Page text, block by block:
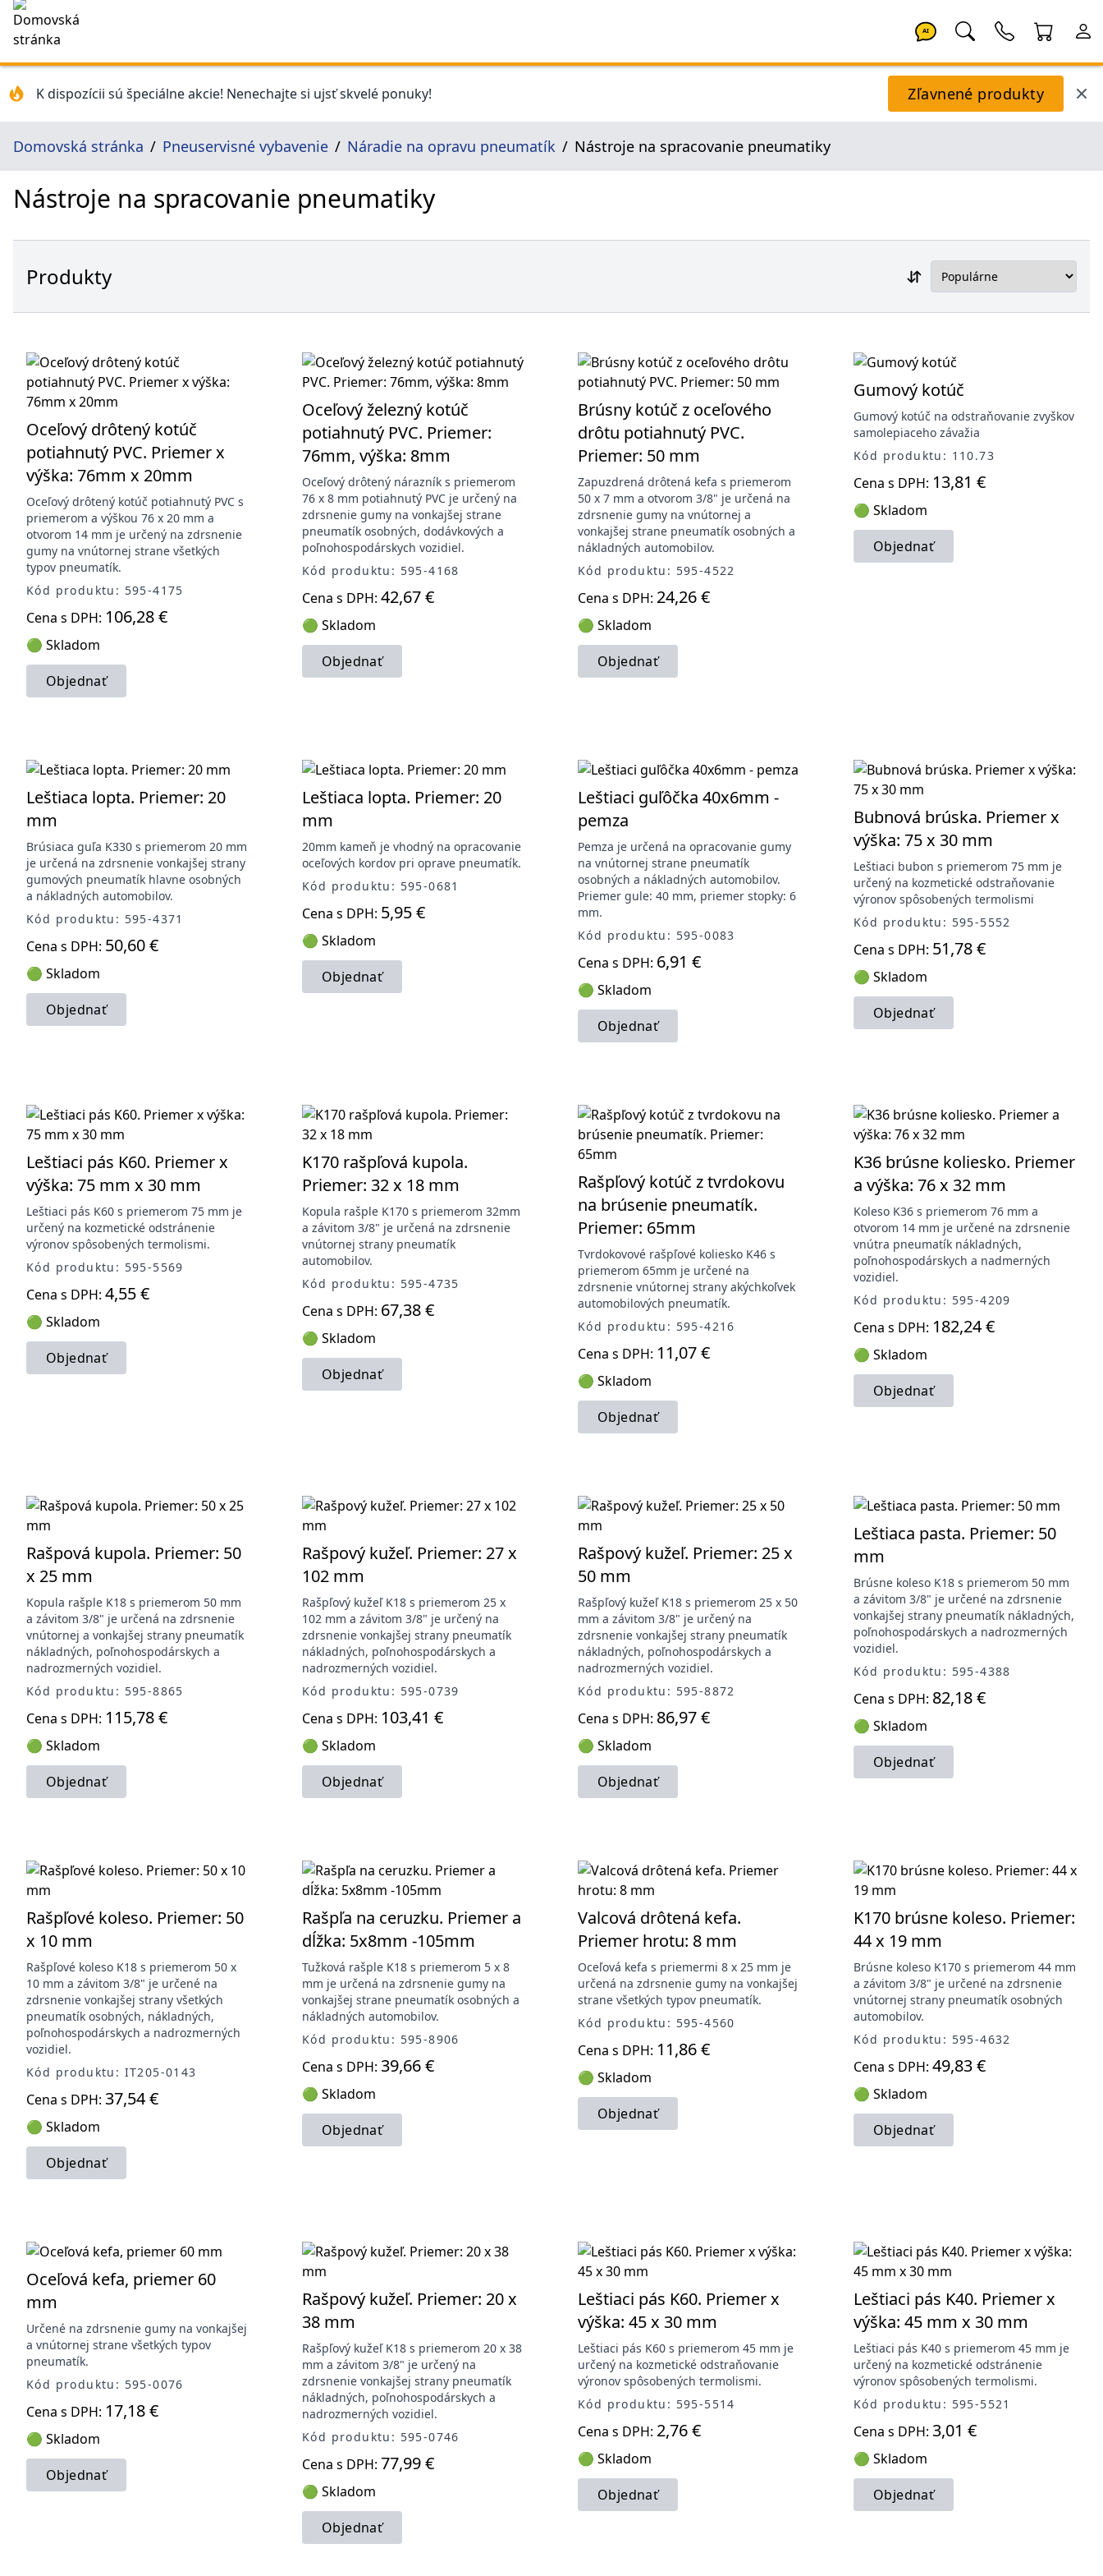
AI
K dispozícii sú špeciálne akcie! Nenechajte si ujsť skvelé ponuky! Zľavnené produkty
Domovská stránka Pneuservisné vybavenie Náradie na opravu pneumatík Nástroje na spracovanie pneumatiky
Nástroje na spracovanie pneumatiky
Produkty
Oceľový drôtený kotúč
potiahnutý PVC. Priemer x
výška: 76mm x 20mm
Oceľový drôtený kotúč potiahnutý PVC s
priemerom a výškou 76 x 20 mm a
otvorom 14 mm je určený na zdrsnenie
gumy na vnútornej strane všetkých
typov pneumatík.
Kód produktu: 595-4175
Cena s DPH: 106,28 €
🟢 Skladom
Objednať
Oceľový železný kotúč
potiahnutý PVC. Priemer:
76mm, výška: 8mm
Oceľový drôtený nárazník s priemerom
76 x 8 mm potiahnutý PVC je určený na
zdrsnenie gumy na vonkajšej strane
pneumatík osobných, dodávkových a
poľnohospodárskych vozidiel.
Kód produktu: 595-4168
Cena s DPH: 42,67 €
🟢 Skladom
Objednať
Brúsny kotúč z oceľového
drôtu potiahnutý PVC.
Priemer: 50 mm
Zapuzdrená drôtená kefa s priemerom
50 x 7 mm a otvorom 3/8" je určená na
zdrsnenie gumy na vnútornej a
vonkajšej strane pneumatík osobných a
nákladných automobilov.
Kód produktu: 595-4522
Cena s DPH: 24,26 €
🟢 Skladom
Objednať
Gumový kotúč
Gumový kotúč na odstraňovanie zvyškov
samolepiaceho závažia
Kód produktu: 110.73
Cena s DPH: 13,81 €
🟢 Skladom
Objednať
Leštiaca lopta. Priemer: 20
mm
Brúsiaca guľa K330 s priemerom 20 mm
je určená na zdrsnenie vonkajšej strany
gumových pneumatík hlavne osobných
a nákladných automobilov.
Kód produktu: 595-4371
Cena s DPH: 50,60 €
🟢 Skladom
Objednať
Leštiaca lopta. Priemer: 20
mm
20mm kameň je vhodný na opracovanie
oceľových kordov pri oprave pneumatík.
Kód produktu: 595-0681
Cena s DPH: 5,95 €
🟢 Skladom
Objednať
Leštiaci guľôčka 40x6mm -
pemza
Pemza je určená na opracovanie gumy
na vnútornej strane pneumatík
osobných a nákladných automobilov.
Priemer gule: 40 mm, priemer stopky: 6
mm.
Kód produktu: 595-0083
Cena s DPH: 6,91 €
🟢 Skladom
Objednať
Bubnová brúska. Priemer x
výška: 75 x 30 mm
Leštiaci bubon s priemerom 75 mm je
určený na kozmetické odstraňovanie
výronov spôsobených termolismi
Kód produktu: 595-5552
Cena s DPH: 51,78 €
🟢 Skladom
Objednať
Leštiaci pás K60. Priemer x
výška: 75 mm x 30 mm
Leštiaci pás K60 s priemerom 75 mm je
určený na kozmetické odstránenie
výronov spôsobených termolismi.
Kód produktu: 595-5569
Cena s DPH: 4,55 €
🟢 Skladom
Objednať
K170 rašpľová kupola.
Priemer: 32 x 18 mm
Kopula rašple K170 s priemerom 32mm
a závitom 3/8" je určená na zdrsnenie
vnútornej strany pneumatík
automobilov.
Kód produktu: 595-4735
Cena s DPH: 67,38 €
🟢 Skladom
Objednať
Rašpľový kotúč z tvrdokovu
na brúsenie pneumatík.
Priemer: 65mm
Tvrdokovové rašpľové koliesko K46 s
priemerom 65mm je určené na
zdrsnenie vnútornej strany akýchkoľvek
automobilových pneumatík.
Kód produktu: 595-4216
Cena s DPH: 11,07 €
🟢 Skladom
Objednať
K36 brúsne koliesko. Priemer
a výška: 76 x 32 mm
Koleso K36 s priemerom 76 mm a
otvorom 14 mm je určené na zdrsnenie
vnútra pneumatík nákladných,
poľnohospodárskych a nadmerných
vozidiel.
Kód produktu: 595-4209
Cena s DPH: 182,24 €
🟢 Skladom
Objednať
Rašpová kupola. Priemer: 50
x 25 mm
Kopula rašple K18 s priemerom 50 mm
a závitom 3/8" je určená na zdrsnenie
vnútornej a vonkajšej strany pneumatík
nákladných, poľnohospodárskych a
nadrozmerných vozidiel.
Kód produktu: 595-8865
Cena s DPH: 115,78 €
🟢 Skladom
Objednať
Rašpový kužeľ. Priemer: 27 x
102 mm
Rašpľový kužeľ K18 s priemerom 25 x
102 mm a závitom 3/8" je určený na
zdrsnenie vonkajšej strany pneumatík
nákladných, poľnohospodárskych a
nadrozmerných vozidiel.
Kód produktu: 595-0739
Cena s DPH: 103,41 €
🟢 Skladom
Objednať
Rašpový kužeľ. Priemer: 25 x
50 mm
Rašpľový kužeľ K18 s priemerom 25 x 50
mm a závitom 3/8" je určený na
zdrsnenie vonkajšej strany pneumatík
nákladných, poľnohospodárskych a
nadrozmerných vozidiel.
Kód produktu: 595-8872
Cena s DPH: 86,97 €
🟢 Skladom
Objednať
Leštiaca pasta. Priemer: 50
mm
Brúsne koleso K18 s priemerom 50 mm
a závitom 3/8" je určené na zdrsnenie
vonkajšej strany pneumatík nákladných,
poľnohospodárskych a nadrozmerných
vozidiel.
Kód produktu: 595-4388
Cena s DPH: 82,18 €
🟢 Skladom
Objednať
Rašpľové koleso. Priemer: 50
x 10 mm
Rašpľové koleso K18 s priemerom 50 x
10 mm a závitom 3/8" je určené na
zdrsnenie vonkajšej strany všetkých
pneumatík osobných, nákladných,
poľnohospodárskych a nadrozmerných
vozidiel.
Kód produktu: IT205-0143
Cena s DPH: 37,54 €
🟢 Skladom
Objednať
Rašpľa na ceruzku. Priemer a
dĺžka: 5x8mm -105mm
Tužková rašple K18 s priemerom 5 x 8
mm je určená na zdrsnenie gumy na
vonkajšej strane pneumatík osobných a
nákladných automobilov.
Kód produktu: 595-8906
Cena s DPH: 39,66 €
🟢 Skladom
Objednať
Valcová drôtená kefa.
Priemer hrotu: 8 mm
Oceľová kefa s priemermi 8 x 25 mm je
určená na zdrsnenie gumy na vonkajšej
strane všetkých typov pneumatík.
Kód produktu: 595-4560
Cena s DPH: 11,86 €
🟢 Skladom
Objednať
K170 brúsne koleso. Priemer:
44 x 19 mm
Brúsne koleso K170 s priemerom 44 mm
a závitom 3/8" je určené na zdrsnenie
vnútornej strany pneumatík osobných
automobilov.
Kód produktu: 595-4632
Cena s DPH: 49,83 €
🟢 Skladom
Objednať
Oceľová kefa, priemer 60
mm
Určené na zdrsnenie gumy na vonkajšej
a vnútornej strane všetkých typov
pneumatík.
Kód produktu: 595-0076
Cena s DPH: 17,18 €
🟢 Skladom
Objednať
Rašpový kužeľ. Priemer: 20 x
38 mm
Rašpľový kužeľ K18 s priemerom 20 x 38
mm a závitom 3/8" je určený na
zdrsnenie vonkajšej strany pneumatík
nákladných, poľnohospodárskych a
nadrozmerných vozidiel.
Kód produktu: 595-0746
Cena s DPH: 77,99 €
🟢 Skladom
Objednať
Leštiaci pás K60. Priemer x
výška: 45 x 30 mm
Leštiaci pás K60 s priemerom 45 mm je
určený na kozmetické odstraňovanie
výronov spôsobených termolismi.
Kód produktu: 595-5514
Cena s DPH: 2,76 €
🟢 Skladom
Objednať
Leštiaci pás K40. Priemer x
výška: 45 mm x 30 mm
Leštiaci pás K40 s priemerom 45 mm je
určený na kozmetické odstránenie
výronov spôsobených termolismi.
Kód produktu: 595-5521
Cena s DPH: 3,01 €
🟢 Skladom
Objednať